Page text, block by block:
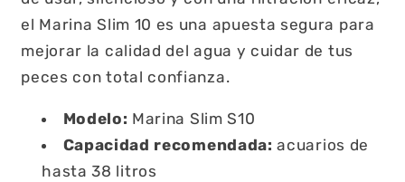
el Marina Slim 10 es una apuesta segura para
mejorar la calidad del agua y cuidar de tus
peces con total confianza.
Modelo: Marina Slim S10
Capacidad recomendada: acuarios de
hasta 38 litros